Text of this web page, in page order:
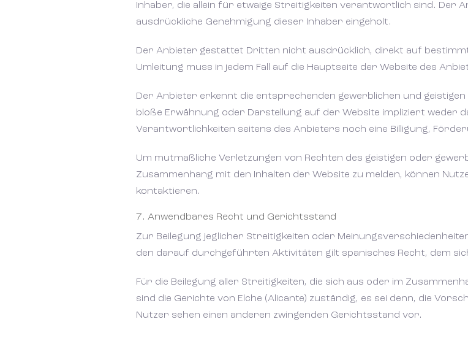
Inhaber, die allein für etwaige Streitigkeiten verantwortlich sind. Der
ausdrückliche Genehmigung dieser Inhaber eingeholt.
Der Anbieter gestattet Dritten nicht ausdrücklich, direkt auf
Umleitung muss in jedem Fall auf die Hauptseite der Website des
Der Anbieter erkennt die entsprechenden gewerblichen und
bloße Erwähnung oder Darstellung auf der Website impliziert weder
Verantwortlichkeiten seitens des Anbieters noch eine Billigung,
Um mutmaßliche Verletzungen von Rechten des geistigen oder
Zusammenhang mit den Inhalten der Website zu melden, können
kontaktieren.
7. Anwendbares Recht und Gerichtsstand
Zur Beilegung jeglicher Streitigkeiten oder
den darauf durchgeführten Aktivitäten gilt spanisches Recht, dem
Für die Beilegung aller Streitigkeiten, die sich aus oder im
sind die Gerichte von Elche (Alicante) zuständig, es sei denn, die
Nutzer sehen einen anderen zwingenden Gerichtsstand vor.